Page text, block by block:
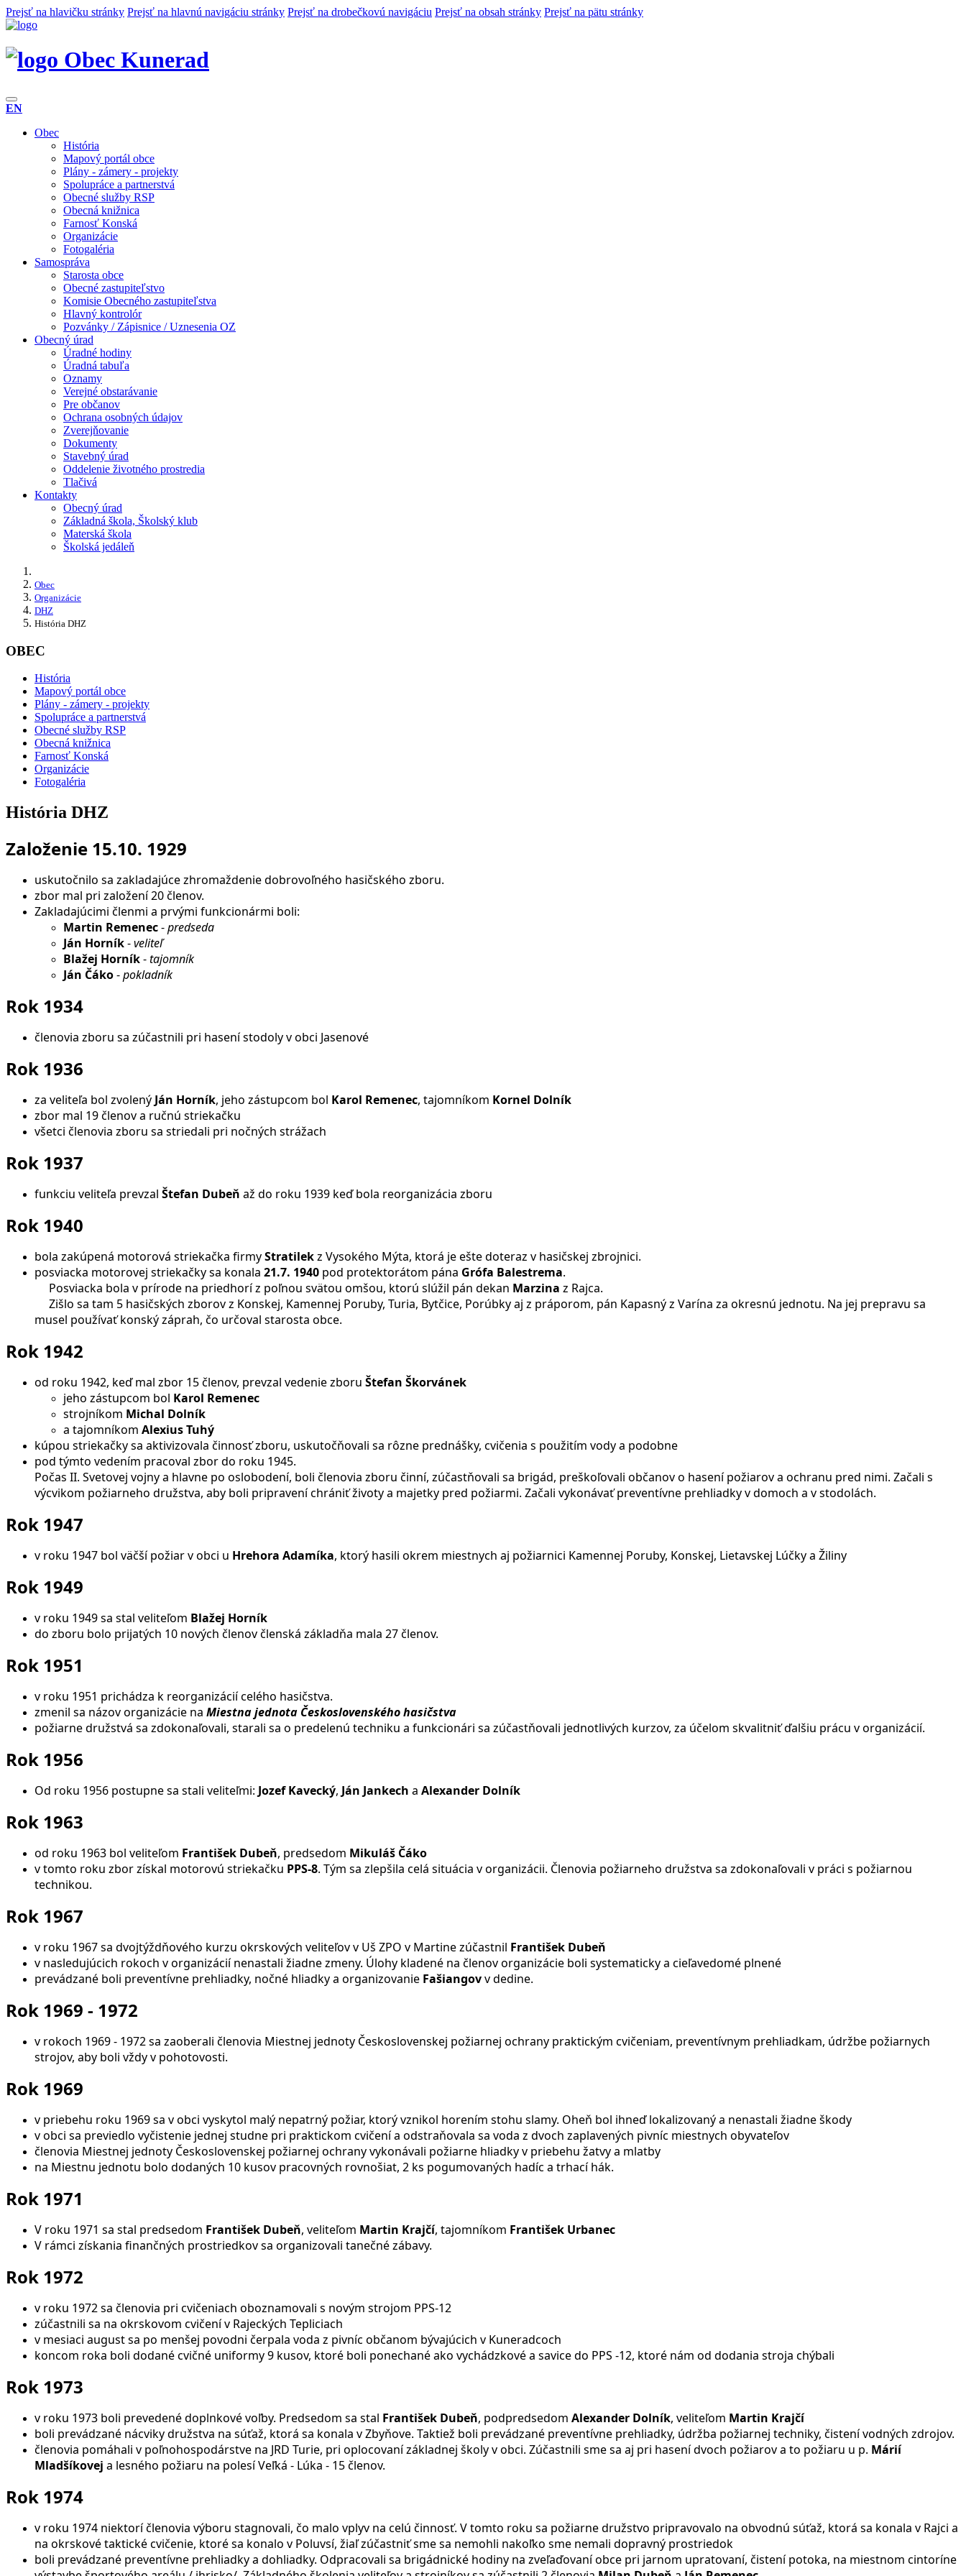
Prejsť na hlavičku stránky Prejsť na hlavnú navigáciu stránky Prejsť na drobečkovú navigáciu Prejsť na obsah stránky Prejsť na pätu stránky
Obec Kunerad
EN
Obec
História
Mapový portál obce
Plány - zámery - projekty
Spolupráce a partnerstvá
Obecné služby RSP
Obecná knižnica
Farnosť Konská
Organizácie
Fotogaléria
Samospráva
Starosta obce
Obecné zastupiteľstvo
Komisie Obecného zastupiteľstva
Hlavný kontrolór
Pozvánky / Zápisnice / Uznesenia OZ
Obecný úrad
Úradné hodiny
Úradná tabuľa
Oznamy
Verejné obstarávanie
Pre občanov
Ochrana osobných údajov
Zverejňovanie
Dokumenty
Stavebný úrad
Oddelenie životného prostredia
Tlačivá
Kontakty
Obecný úrad
Základná škola, Školský klub
Materská škola
Školská jedáleň
Obec
Organizácie
DHZ
História DHZ
OBEC
História
Mapový portál obce
Plány - zámery - projekty
Spolupráce a partnerstvá
Obecné služby RSP
Obecná knižnica
Farnosť Konská
Organizácie
Fotogaléria
História DHZ
Založenie 15.10. 1929
uskutočnilo sa zakladajúce zhromaždenie dobrovoľného hasičského zboru.
zbor mal pri založení 20 členov.
Zakladajúcimi členmi a prvými funkcionármi boli:
Martin Remenec-predseda
Ján Horník-veliteľ
Blažej Horník-tajomník
Ján Čáko-pokladník
Rok 1934
členovia zboru sa zúčastnili pri hasení stodoly v obci Jasenové
Rok 1936
za veliteľa bol zvolený Ján Horník, jeho zástupcom bol Karol Remenec, tajomníkom Kornel Dolník
zbor mal 19 členov a ručnú striekačku
všetci členovia zboru sa striedali pri nočných strážach
Rok 1937
funkciu veliteľa prevzal Štefan Dubeň až do roku 1939 keď bola reorganizácia zboru
Rok 1940
bola zakúpená motorová striekačka firmyStratilekz Vysokého Mýta, ktorá je ešte doteraz v hasičskej zbrojnici.
posviacka motorovej striekačky sa konala 21.7. 1940 pod protektorátom pána Grófa Balestrema.
Posviacka bola v prírode na priedhorí z poľnou svätou omšou, ktorú slúžil pán dekan Marzina z Rajca.
Zišlo sa tam 5 hasičských zborov z Konskej, Kamennej Poruby, Turia, Bytčice, Porúbky aj z práporom, pán Kapasný z Varína za okresnú jednotu. Na jej prepravu sa
musel používať konský záprah, čo určoval starosta obce.
Rok 1942
od roku 1942, keď mal zbor 15 členov, prevzal vedenie zboru Štefan Škorvánek
jeho zástupcom bol Karol Remenec
strojníkom Michal Dolník
a tajomníkom Alexius Tuhý
kúpou striekačky sa aktivizovala činnosť zboru, uskutočňovali sa rôzne prednášky, cvičenia s použitím vody a podobne
pod týmto vedením pracoval zbor do roku 1945.
Počas II. Svetovej vojny a hlavne po oslobodení, boli členovia zboru činní, zúčastňovali sa brigád, preškoľovali občanov o hasení požiarov a ochranu pred nimi. Začali s
výcvikom požiarneho družstva, aby boli pripravení chrániť životy a majetky pred požiarmi. Začali vykonávať preventívne prehliadky v domoch a v stodolách.
Rok 1947
v roku 1947 bol väčší požiar v obci u Hrehora Adamíka, ktorý hasili okrem miestnych aj požiarnici Kamennej Poruby, Konskej, Lietavskej Lúčky a Žiliny
Rok 1949
v roku 1949 sa stal veliteľom Blažej Horník
do zboru bolo prijatých 10 nových členov členská základňa mala 27 členov.
Rok 1951
v roku 1951 prichádza k reorganizácií celého hasičstva.
zmenil sa názov organizácie na Miestna jednota Československého hasičstva
požiarne družstvá sa zdokonaľovali, starali sa o predelenú techniku a funkcionári sa zúčastňovali jednotlivých kurzov, za účelom skvalitniť ďalšiu prácu v organizácií.
Rok 1956
Od roku 1956 postupne sa stali veliteľmi: Jozef Kavecký, Ján Jankech a Alexander Dolník
Rok 1963
od roku 1963 bol veliteľom František Dubeň, predsedom Mikuláš Čáko
v tomto roku zbor získal motorovú striekačku PPS-8. Tým sa zlepšila celá situácia v organizácii. Členovia požiarneho družstva sa zdokonaľovali v práci s požiarnou
technikou.
Rok 1967
v roku 1967 sa dvojtýždňového kurzu okrskových veliteľov v Uš ZPO v Martine zúčastnil František Dubeň
v nasledujúcich rokoch v organizácií nenastali žiadne zmeny. Úlohy kladené na členov organizácie boli systematicky a cieľavedomé plnené
prevádzané boli preventívne prehliadky, nočné hliadky a organizovanie Fašiangovv dedine.
Rok 1969 - 1972
v rokoch 1969 - 1972 sa zaoberali členovia Miestnej jednoty Československej požiarnej ochrany praktickým cvičeniam, preventívnym prehliadkam, údržbe požiarnych
strojov, aby boli vždy v pohotovosti.
Rok 1969
v priebehu roku 1969 sa v obci vyskytol malý nepatrný požiar, ktorý vznikol horením stohu slamy. Oheň bol ihneď lokalizovaný a nenastali žiadne škody
v obci sa previedlo vyčistenie jednej studne pri praktickom cvičení a odstraňovala sa voda z dvoch zaplavených pivníc miestnych obyvateľov
členovia Miestnej jednoty Československej požiarnej ochrany vykonávali požiarne hliadky v priebehu žatvy a mlatby
na Miestnu jednotu bolo dodaných 10 kusov pracovných rovnošiat, 2 ks pogumovaných hadíc a trhací hák.
Rok 1971
V roku 1971 sa stal predsedom František Dubeň, veliteľom Martin Krajčí, tajomníkom František Urbanec
V rámci získania finančných prostriedkov sa organizovali tanečné zábavy.
Rok 1972
v roku 1972 sa členovia pri cvičeniach oboznamovali s novým strojom PPS-12
zúčastnili sa na okrskovom cvičení v Rajeckých Tepliciach
v mesiaci august sa po menšej povodni čerpala voda z pivníc občanom bývajúcich v Kuneradcoch
koncom roka boli dodané cvičné uniformy 9 kusov, ktoré boli ponechané ako vychádzkové a savice do PPS -12, ktoré nám od dodania stroja chýbali
Rok 1973
v roku 1973 boli prevedené doplnkové voľby. Predsedom sa stal František Dubeň, podpredsedom Alexander Dolník, veliteľom Martin Krajčí
boli prevádzané nácviky družstva na súťaž, ktorá sa konala v Zbyňove. Taktiež boli prevádzané preventívne prehliadky, údržba požiarnej techniky, čistení vodných zdrojov.
členovia pomáhali v poľnohospodárstve na JRD Turie, pri oplocovaní základnej školy v obci. Zúčastnili sme sa aj pri hasení dvoch požiarov a to požiaru u p. Márií
Mladšíkovej a lesného požiaru na polesí Veľká - Lúka - 15 členov.
Rok 1974
v roku 1974 niektorí členovia výboru stagnovali, čo malo vplyv na celú činnosť. V tomto roku sa požiarne družstvo pripravovalo na obvodnú súťaž, ktorá sa konala v Rajci a
na okrskové taktické cvičenie, ktoré sa konalo v Poluvsí, žiaľ zúčastniť sme sa nemohli nakoľko sme nemali dopravný prostriedok
boli prevádzané preventívne prehliadky a dohliadky. Odpracovali sa brigádnické hodiny na zveľaďovaní obce pri jarnom upratovaní, čistení potoka, na miestnom cintoríne